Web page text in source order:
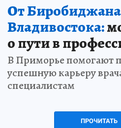
От
Владивостока:
о пути в
В Приморье помогают
успешную карьеру
специалистам
ПРОЧИТАТЬ